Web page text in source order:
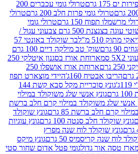
טרולי גומי עכברים 200
גומי פרות חלב 200 גרם
טרולי
150 גרם
טרולי גומי
קישוטי עוגה בצנצנת 500 גרם צבעוני עגול /
בר שוקולד באונטי 57
שוק' טב מילקה דיים 100 גרם
ארוחת אורז בסגנון איטלקי 250
ארוחת אורז אושפלו 250
160ג'
היידי מוצארט תפוז
גונץ סוכריית מקל סבא קשת 144
אנשי שלג משוקולד במילוי
במילוי קרם חלב ברשת
85 גרם
גונץ שוקולד
סנטה 100 גרם
גונץ עוגיות
לוח שנה מפרץ
50 גרם
גונץ מיקס
גדולגומי פטל אדום שחור סטי